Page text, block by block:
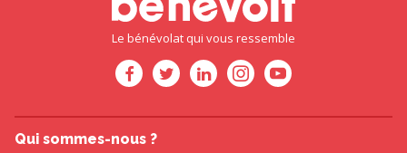
Le bénévolat qui vous ressemble
Qui sommes-nous ?